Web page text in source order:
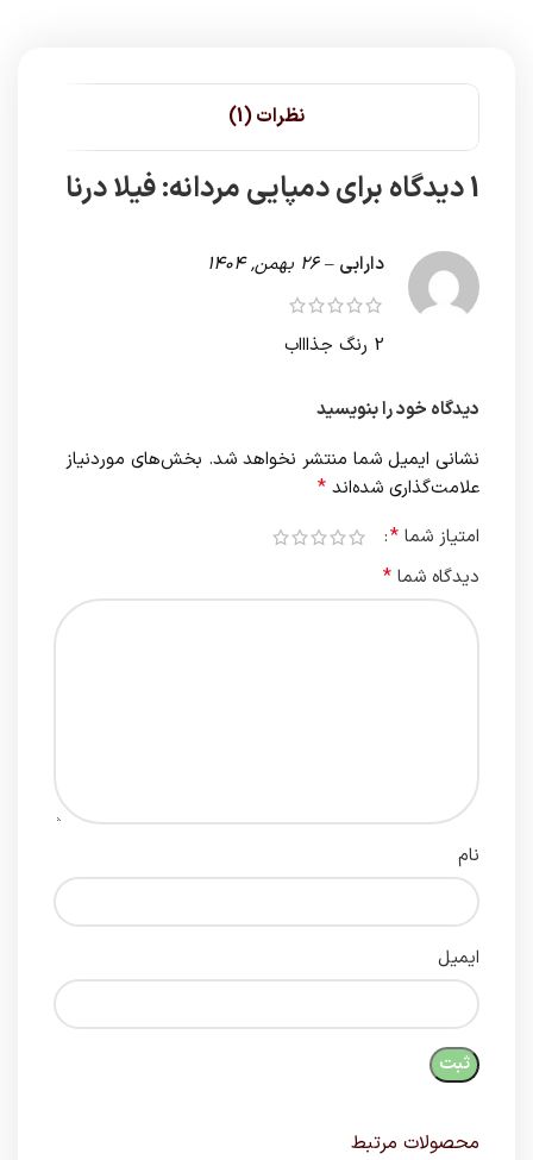
نظرات (1)
1 دیدگاه برای دمپایی مردانه: فیلا درنا
دارابی – 26 بهمن, 1404
2 رنگ جذاااب
دیدگاه خود را بنویسید
نشانی ایمیل شما منتشر نخواهد شد. بخش‌های موردنیاز
علامت‌گذاری شده‌اند *
امتیاز شما *
دیدگاه شما *
نام
ایمیل
محصولات مرتبط